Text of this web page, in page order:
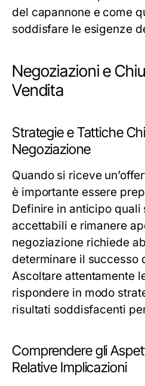
del capannone e come
soddisfare le esigenze
Negoziazioni e
Vendita
Strategie e Tattiche
Negoziazione
Quando si riceve
è importante essere
Definire in anticipo quali
accettabili e rimanere
negoziazione richiede
determinare il successo
Ascoltare attentamente
rispondere in modo
risultati soddisfacenti
Comprendere gli
Relative Implicazioni